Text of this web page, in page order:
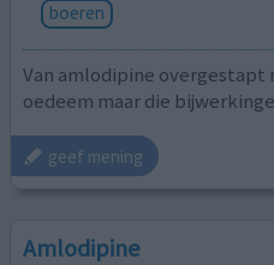
boeren
Van amlodipine overgestapt
oedeem maar die
geef mening
Amlodipine